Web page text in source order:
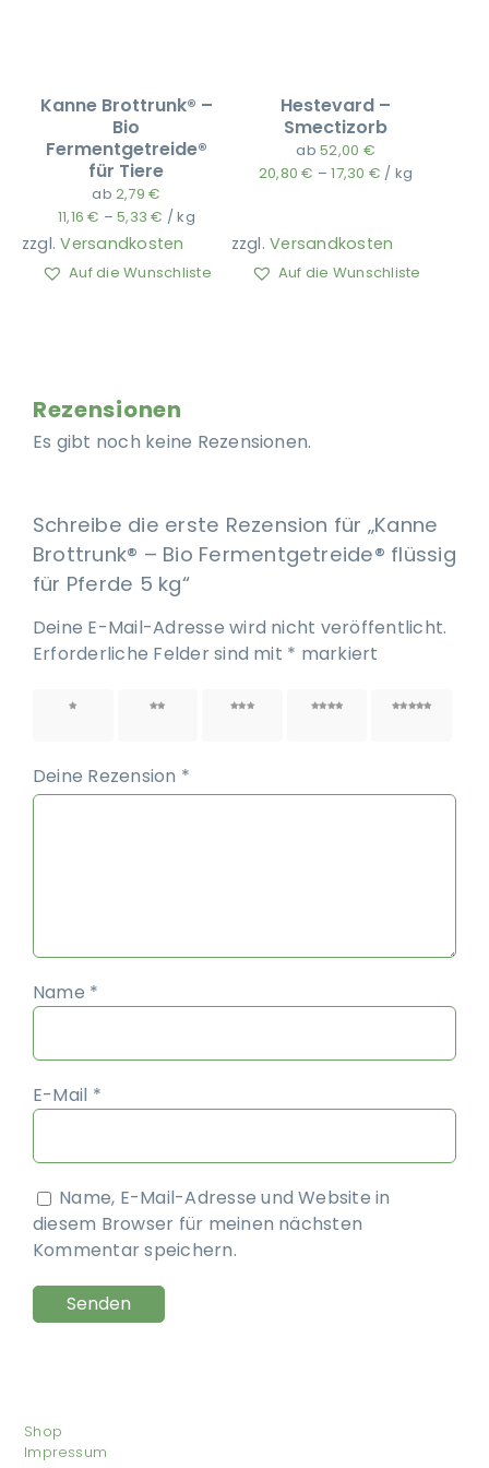
Kanne Brottrunk® –
Bio
Fermentgetreide®
für Tiere
ab 2,79€
11,16€ –5,33€ /kg
zzgl.Versandkosten
Auf die Wunschliste
Hestevard –
Smectizorb
ab52,00 €
20,80€ –17,30 € / kg
zzgl.Versandkosten
Auf die Wunschliste
Rezensionen
Es gibt noch keine Rezensionen.
Schreibe die erste Rezension für „Kanne
Brottrunk® – Bio Fermentgetreide® flüssig
für Pferde 5 kg“
Deine E-Mail-Adresse wird nicht veröffentlicht.
Erforderliche Felder sind mit * markiert
1 von 2 von 3 von 4 von 5 von
Deine Rezension *
Name *
E-Mail *
Name, E-Mail-Adresse und Website in
diesem Browser für meinen nächsten
Kommentar speichern.
Shop
Impressum